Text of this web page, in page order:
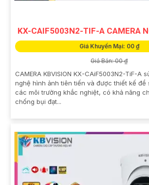
KX-CAIF5003N2-TIF-A CAMERA
Giá Khuyến Mại: 00 ₫
Giá Bán: 00 ₫
CAMERA KBVISION KX-CAiF5003N2-TiF-A
nghệ hình ảnh tiên tiến và được thiết kế để
các môi trường khắc nghiệt, có khả năng
chống bụi đạt...